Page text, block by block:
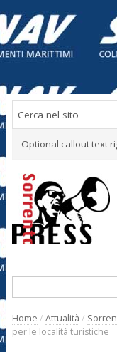
Optional callout text
Home / Attualità /
per le località turistiche